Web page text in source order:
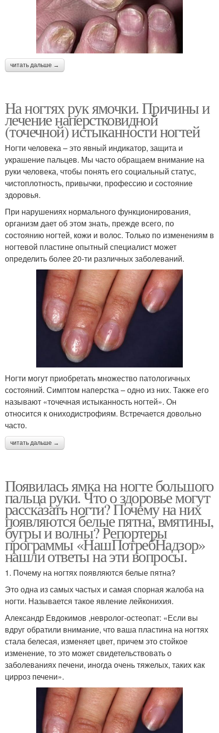
читать дальше →
На ногтях рук ямочки. Причины и
лечение наперстковидной
(точечной) истыканности ногтей
Ногти человека – это явный индикатор, защита и
украшение пальцев. Мы часто обращаем внимание на
руки человека, чтобы понять его социальный статус,
чистоплотность, привычки, профессию и состояние
здоровья.
При нарушениях нормального функционирования,
организм дает об этом знать, прежде всего, по
состоянию ногтей, кожи и волос. Только по изменениям в
ногтевой пластине опытный специалист может
определить более 20-ти различных заболеваний.
Ногти могут приобретать множество патологичных
состояний. Симптом наперстка – одно из них. Также его
называют «точечная истыканность ногтей». Он
относится к ониходистрофиям. Встречается довольно
часто.
читать дальше →
Появилась ямка на ногте большого
пальца руки. Что о здоровье могут
рассказать ногти? Почему на них
появляются белые пятна, вмятины,
бугры и волны? Репортеры
программы «НашПотребНадзор»
нашли ответы на эти вопросы.
1. Почему на ногтях появляются белые пятна?
Это одна из самых частых и самая спорная жалоба на
ногти. Называется такое явление лейконихия.
Александр Евдокимов ,невролог-остеопат: «Если вы
вдруг обратили внимание, что ваша пластина на ногтях
стала белесая, изменяет цвет, причем это стойкое
изменение, то это может свидетельствовать о
заболеваниях печени, иногда очень тяжелых, таких как
цирроз печени».